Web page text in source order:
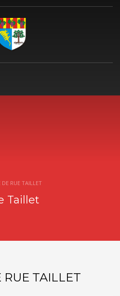
DE RUE TAILLET
Taillet
RUE TAILLET